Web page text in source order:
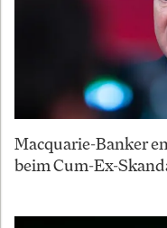
Macquarie-Banker
beim Cum-Ex-